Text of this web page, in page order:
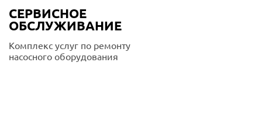
СЕРВИСНОЕ
ОБСЛУЖИВАНИЕ
Комплекс услуг по ремонту
насосного оборудования